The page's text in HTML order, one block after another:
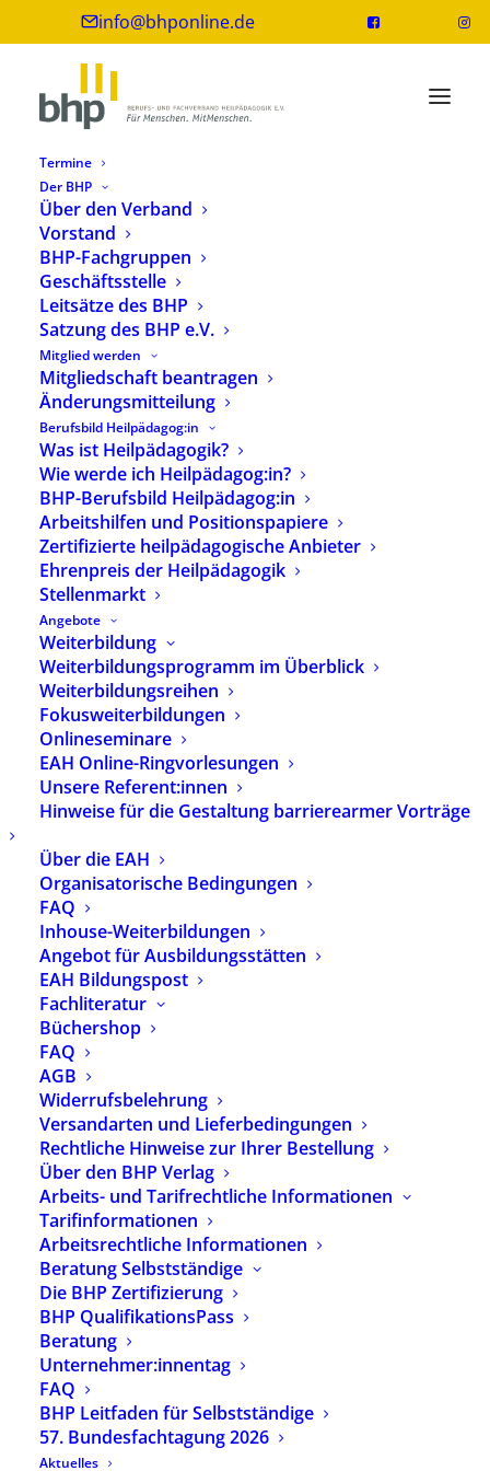
info@bhponline.de
Termine
Der BHP
Über den Verband
Vorstand
BHP-Fachgruppen
Geschäftsstelle
Leitsätze des BHP
Satzung des BHP e.V.
Mitglied werden
Mitgliedschaft beantragen
Änderungsmitteilung
Berufsbild Heilpädagog:in
Was ist Heilpädagogik?
Wie werde ich Heilpädagog:in?
BHP-Berufsbild Heilpädagog:in
Arbeitshilfen und Positionspapiere
Zertifizierte heilpädagogische Anbieter
Ehrenpreis der Heilpädagogik
Stellenmarkt
Angebote
Weiterbildung
Weiterbildungsprogramm im Überblick
Weiterbildungsreihen
Fokusweiterbildungen
Onlineseminare
EAH Online-Ringvorlesungen
Unsere Referent:innen
Hinweise für die Gestaltung barrierearmer Vorträge
Über die EAH
Organisatorische Bedingungen
FAQ
Inhouse-Weiterbildungen
Angebot für Ausbildungsstätten
EAH Bildungspost
Fachliteratur
Büchershop
FAQ
AGB
Widerrufsbelehrung
Versandarten und Lieferbedingungen
Rechtliche Hinweise zur Ihrer Bestellung
Über den BHP Verlag
Arbeits- und Tarifrechtliche Informationen
Tarifinformationen
Arbeitsrechtliche Informationen
Beratung Selbstständige
Die BHP Zertifizierung
BHP QualifikationsPass
Beratung
Unternehmer:innentag
FAQ
BHP Leitfaden für Selbstständige
57. Bundesfachtagung 2026
Aktuelles
BHP-Vorstand verabscheidet
Positionspapier zu
Heilpädagog:innen in Kitas
10. Oktober 2024
Der Vorstand des BHP hat in seiner
Septembersitzung ein Grundlagenpapier zur
Arbeit von Heilpädagog:innen in Kitas
verabschiedet. Das Positionspapier „Beitrag der
Heilpädagogik für eine inklusive Kita“ setzt sich
mit dem Ziel einer inklusiven Kita auseinander
und konturiert den Beitrag, den die
Heilpädagogik für ein gelingendes Miteinander
aller Kinder zwischen 0 und 6 Jahren leistet,
unabhängig von deren Exklusionsrisiken und
individuellen Unterscheidungsmerkmalen.
Das Papier „Beitrag der Heilpädagogik für eine
inklusive Kita“ können Sie hier herunterladen.
Neueste Beiträge
Neue Ausgabe der BHP-Fachzeitschrift
heilpaedagogik.de erschienen
29. Juli 2026
heilpaedagogik.de | 2026-03
24. Juli 2026
Heilpädagogik-Podcast mit neuer Folge: Michael
Hipp – Was brauchen Kinder psychisch
erkrankter Eltern?
13. Juli 2026
Neue YouTube-Reihe des BHP: „Echt Kathrin –
Heilpädagogik unplugged“ startet
8. Juli 2026
Teilhabe ist kein Effizienzproblem: BHP-Replik
zum Papier „Effizienter Ressourceneinsatz bei
Leistungsgesetzen“
2. Juli 2026